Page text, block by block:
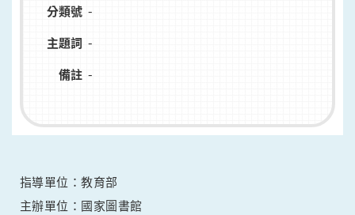
分類號 -
主題詞 -
備註 -
指導單位：教育部
主辦單位：國家圖書館